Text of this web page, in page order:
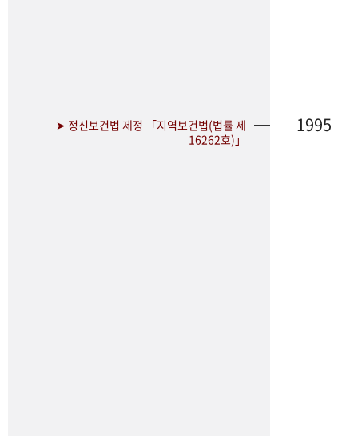
➤ 정신보건법 제정 「지역보건법(법률 제
16262호)」
1995